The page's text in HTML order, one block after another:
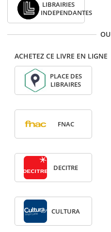
LIBRAIRIES
INDEPENDANTES
OU
ACHETEZ CE LIVRE EN LIGNE
PLACE DES
LIBRAIRES
FNAC
DECITRE
CULTURA